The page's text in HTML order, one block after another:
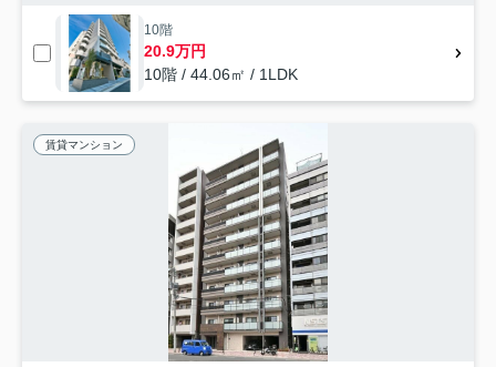
10階
20.9万円
10階 / 44.06㎡ / 1LDK
賃貸マンション